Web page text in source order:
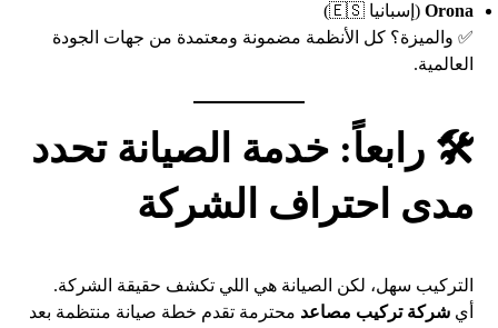
Orona (إسبانيا 🇪🇸)
✅ والميزة؟ كل الأنظمة مضمونة ومعتمدة من جهات الجودة
العالمية.
🛠️ رابعاً: خدمة الصيانة تحدد
مدى احتراف الشركة
التركيب سهل، لكن الصيانة هي اللي تكشف حقيقة الشركة.
أيشركة تركيب مصاعد محترمة تقدم خطة صيانة منتظمة بعد